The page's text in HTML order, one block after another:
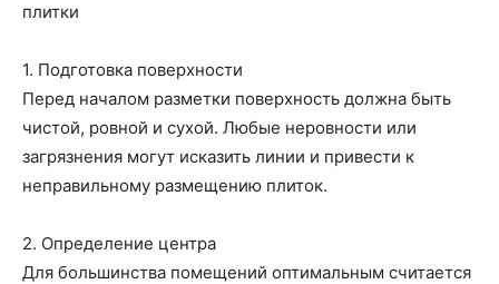
плитки
1. Подготовка поверхности
Перед началом разметки поверхность должна быть
чистой, ровной и сухой. Любые неровности или
загрязнения могут исказить линии и привести к
неправильному размещению плиток.
2. Определение центра
Для большинства помещений оптимальным считается